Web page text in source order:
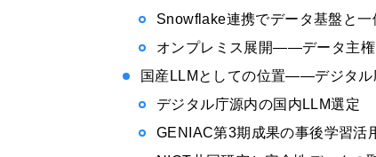
Snowflake連携でデータ基盤と一
オンプレミス展開——データ主権
国産LLMとしての位置——デジタル
デジタル庁源内の国内LLM選定
GENIAC第3期成果の事後学習活